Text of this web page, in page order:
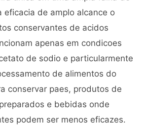
eficacia de amplo alcance o
conservantes de acidos
apenas em condicoes
de sodio e particularmente
de alimentos do
conservar paes, produtos de
e bebidas onde
podem ser menos eficazes.